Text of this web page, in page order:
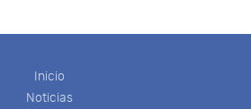
Inicio
Noticias